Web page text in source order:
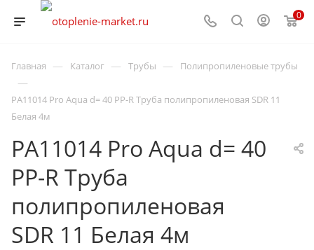
0
Главная — Каталог — Трубы — Полипропиленовые трубы
—
PA11014 Pro Aqua d= 40 PP-R Труба полипропиленовая SDR 11
Белая 4м
PA11014 Pro Aqua d= 40
PP-R Труба
полипропиленовая
SDR 11 Белая 4м